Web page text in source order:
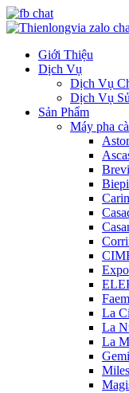
Giới Thiệu
Dịch Vụ
Dịch Vụ
Dịch Vụ
Sản Phẩm
Máy pha
Biepi
La
La
La